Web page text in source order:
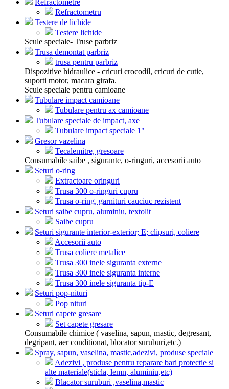
Refractometre
Refractometru
Testere de lichide
Testere lichide
Scule speciale- Truse parbriz
Trusa demontat parbriz
trusa pentru parbriz
Dispozitive hidraulice - cricuri crocodil, cricuri de cutie,
suporti motor, macara girafa.
Scule speciale pentru camioane
Tubulare impact camioane
Tubulare pentru ax camioane
Tubulare speciale de impact, axe
Tubulare impact speciale 1"
Gresor vazelina
Tecalemitre, gresoare
Consumabile saibe , sigurante, o-ringuri, accesorii auto
Seturi o-ring
Extractoare oringuri
Trusa 300 o-ringuri cupru
Trusa o-ring, garnituri cauciuc rezistent
Seturi saibe cupru, aluminiu, textolit
Saibe cupru
Seturi sigurante interior-exterior; E; clipsuri, coliere
Accesorii auto
Trusa coliere metalice
Trusa 300 inele siguranta externe
Trusa 300 inele siguranta interne
Trusa 300 inele siguranta tip-E
Seturi pop-nituri
Pop nituri
Seturi capete gresare
Set capete gresare
Consumabile chimice ( vaselina, sapun, mastic, degresant,
degripant, aer conditionat, blocator suruburi,etc.)
Spray, sapun, vaselina, mastic,adezivi, produse speciale
Adezivi , produse pentru reparare bari protectie si
alte materiale(sticla, lemn, aluminiu,etc)
Blacator suruburi ,vaselina,mastic